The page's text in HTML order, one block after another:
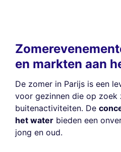
en markten aan
De zomer in Parijs is een
voor gezinnen die op zoek
buitenactiviteiten. De
het water bieden een
jong en oud.